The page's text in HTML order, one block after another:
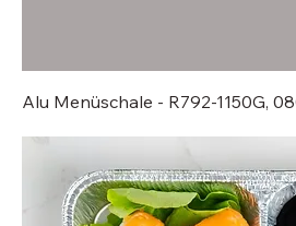
Alu Menüschale - R792-1150G,